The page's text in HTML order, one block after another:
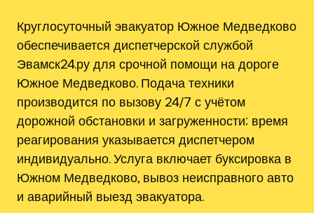
Круглосуточный эвакуатор Южное Медведково
обеспечивается диспетчерской службой
Эвамск24.ру для срочной помощи на дороге
Южное Медведково. Подача техники
производится по вызову 24/7 с учётом
дорожной обстановки и загруженности; время
реагирования указывается диспетчером
индивидуально. Услуга включает буксировка в
Южном Медведково, вывоз неисправного авто
и аварийный выезд эвакуатора.